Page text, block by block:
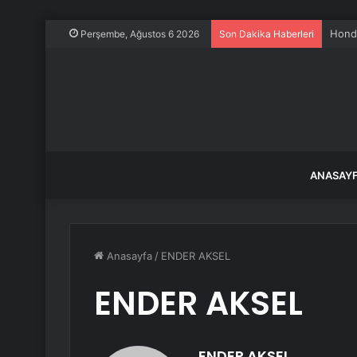
Perşembe, Ağustos 6 2026 Son Dakika Haberleri
Anasayfa / ENDER AKSEL
ENDER AKSEL